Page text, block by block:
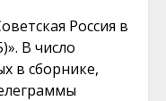
Россия в
В число
в сборнике,